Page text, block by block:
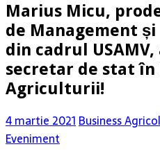
Marius Micu,
de Management
din cadrul
secretar de stat
Agriculturii!
4 martie 2021Business Agricol
Eveniment